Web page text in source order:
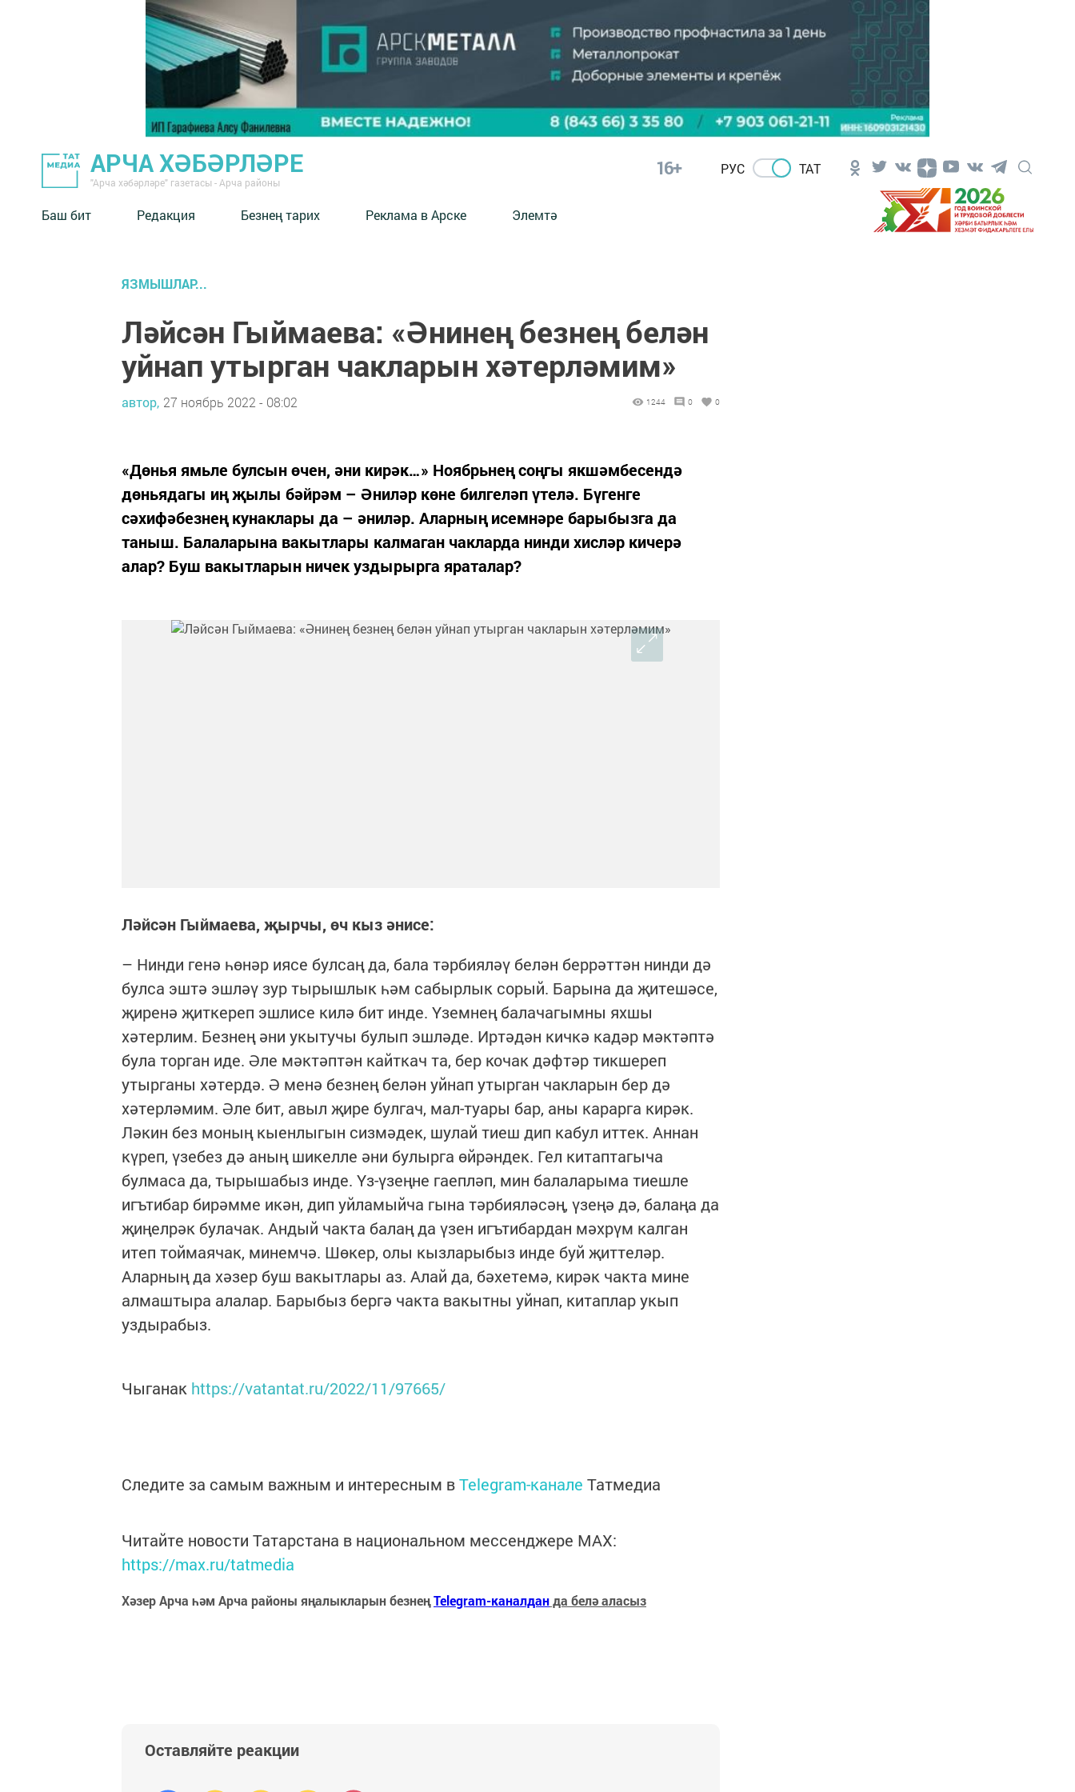
АРЧА ХӘБӘРЛӘРЕ
"Арча хәбәрләре" газетасы - Арча районы
16+ РУС ТАТ
Баш бит Редакция Безнең тарих Реклама в Арске Элемтә
ЯЗМЫШЛАР...
Ләйсән Гыймаева: «Әнинең безнең белән
уйнап утырган чакларын хәтерләмим»
автор, 27 ноябрь 2022 - 08:02 1244 0 0
«Дөнья ямьле булсын өчен, әни кирәк…» Ноябрьнең соңгы якшәмбесендә
дөньядагы иң җылы бәйрәм – Әниләр көне билгеләп үтелә. Бүгенге
сәхифәбезнең кунаклары да – әниләр. Аларның исемнәре барыбызга да
таныш. Балаларына вакытлары калмаган чакларда нинди хисләр кичерә
алар? Буш вакытларын ничек уздырырга яраталар?
Ләйсән Гыймаева, җырчы, өч кыз әнисе:
– Нинди генә һөнәр иясе булсаң да, бала тәрбияләү белән беррәттән нинди дә
булса эштә эшләү зур тырышлык һәм сабырлык сорый. Барына да җитешәсе,
җиренә җиткереп эшлисе килә бит инде. Үземнең балачагымны яхшы
хәтерлим. Безнең әни укытучы булып эшләде. Иртәдән кичкә кадәр мәктәптә
була торган иде. Әле мәктәптән кайткач та, бер кочак дәфтәр тикшереп
утырганы хәтердә. Ә менә безнең белән уйнап утырган чакларын бер дә
хәтерләмим. Әле бит, авыл җире булгач, мал-туары бар, аны карарга кирәк.
Ләкин без моның кыенлыгын сизмәдек, шулай тиеш дип кабул иттек. Аннан
күреп, үзебез дә аның шикелле әни булырга өйрәндек. Гел китаптагыча
булмаса да, тырышабыз инде. Үз-үзеңне гаепләп, мин балаларыма тиешле
игътибар бирәмме икән, дип уйламыйча гына тәрбияләсәң, үзеңә дә, балаңа да
җиңелрәк булачак. Андый чакта балаң да үзен игътибардан мәхрүм калган
итеп тоймаячак, минемчә. Шөкер, олы кызларыбыз инде буй җиттеләр.
Аларның да хәзер буш вакытлары аз. Алай да, бәхетемә, кирәк чакта мине
алмаштыра алалар. Барыбыз бергә чакта вакытны уйнап, китаплар укып
уздырабыз.
Чыганак https://vatantat.ru/2022/11/97665/
Следите за самым важным и интересным вTelegram-канале Татмедиа
Читайте новости Татарстана в национальном мессенджере MАХ:
https://max.ru/tatmedia
Хәзер Арча һәм Арча районы яңалыкларын безнеңTelegram-каналданда белә аласыз
Оставляйте реакции